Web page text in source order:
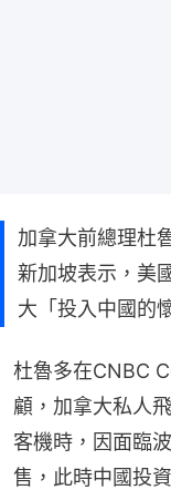
加拿大前總理杜
新加坡表示，美
大「投入中國的
杜魯多在CNBC
顧，加拿大私人
客機時，因面臨
售，此時中國投